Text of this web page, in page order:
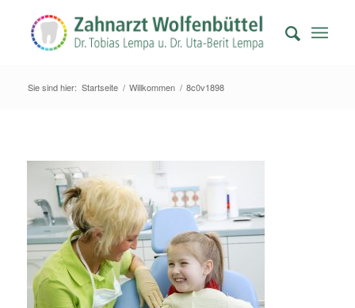
Sie sind hier: Startseite / Willkommen / 8c0v1898